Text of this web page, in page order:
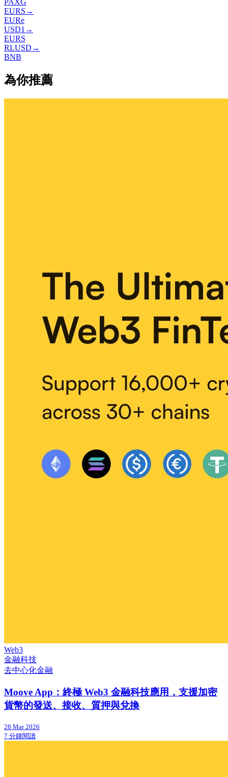
PAXG
EURS →
EURe
USD1 →
EURS
RLUSD →
BNB
為你推薦
Web3
金融科技
去中心化金融
Moove App：終極 Web3 金融科技應用，支援加密
貨幣的發送、接收、質押與兌換
28 Mar 2026
7 分鐘閱讀